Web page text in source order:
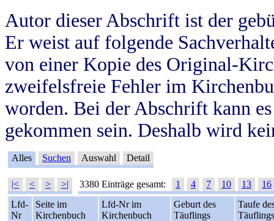
Autor dieser Abschrift ist der
Er weist auf folgende
von einer Kopie des Original-
zweifelsfreie Fehler im
worden. Bei der Abschrift kann
gekommen sein. Deshalb wird
Alles Suchen Auswahl Detail
|< < > >| 3380 Einträge gesamt: 1 4 7 10 13
16
Lfd-
Nr
Seite im
Kirchenbuch
Lfd-Nr im
Kirchenbuch
Geburt des
Täuflings
Taufe
Täuflings